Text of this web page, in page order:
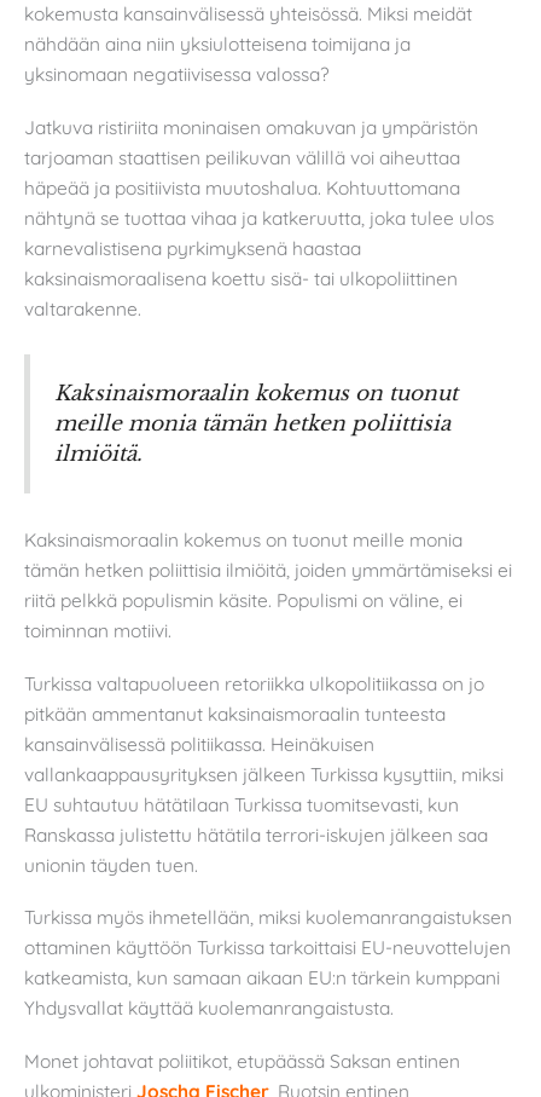
kokemusta kansainvälisessä yhteisössä. Miksi meidät
nähdään aina niin yksiulotteisena toimijana ja
yksinomaan negatiivisessa valossa?
Jatkuva ristiriita moninaisen omakuvan ja ympäristön
tarjoaman staattisen peilikuvan välillä voi aiheuttaa
häpeää ja positiivista muutoshalua. Kohtuuttomana
nähtynä se tuottaa vihaa ja katkeruutta, joka tulee ulos
karnevalistisena pyrkimyksenä haastaa
kaksinaismoraalisena koettu sisä- tai ulkopoliittinen
valtarakenne.
Kaksinaismoraalin kokemus on tuonut
meille monia tämän hetken poliittisia
ilmiöitä.
Kaksinaismoraalin kokemus on tuonut meille monia
tämän hetken poliittisia ilmiöitä, joiden ymmärtämiseksi ei
riitä pelkkä populismin käsite. Populismi on väline, ei
toiminnan motiivi.
Turkissa valtapuolueen retoriikka ulkopolitiikassa on jo
pitkään ammentanut kaksinaismoraalin tunteesta
kansainvälisessä politiikassa. Heinäkuisen
vallankaappausyrityksen jälkeen Turkissa kysyttiin, miksi
EU suhtautuu hätätilaan Turkissa tuomitsevasti, kun
Ranskassa julistettu hätätila terrori-iskujen jälkeen saa
unionin täyden tuen.
Turkissa myös ihmetellään, miksi kuolemanrangaistuksen
ottaminen käyttöön Turkissa tarkoittaisi EU-neuvottelujen
katkeamista, kun samaan aikaan EU:n tärkein kumppani
Yhdysvallat käyttää kuolemanrangaistusta.
Monet johtavat poliitikot, etupäässä Saksan entinen
ulkoministeri Joscha Fischer , Ruotsin entinen